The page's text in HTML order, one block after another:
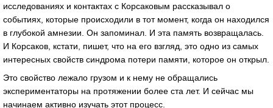
исследованиях и контактах с Корсаковым рассказывал о
событиях, которые происходили в тот момент, когда он находился
в глубокой амнезии. Он запоминал. И эта память возвращалась.
И Корсаков, кстати, пишет, что на его взгляд, это одно из самых
интересных свойств синдрома потери памяти, которое он открыл.
Это свойство лежало грузом и к нему не обращались
экспериментаторы на протяжении более ста лет. И сейчас мы
начинаем активно изучать этот процесс.